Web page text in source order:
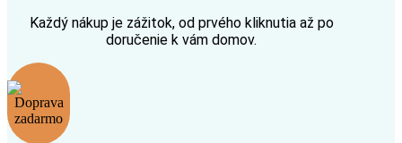
Každý nákup je zážitok, od prvého kliknutia až po
doručenie k vám domov.